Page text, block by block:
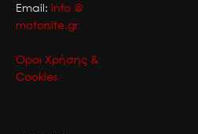
Email: info @
motorsite.gr
Όροι Χρήσης &
Cookies